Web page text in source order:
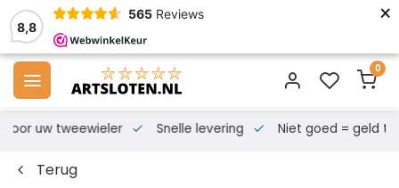
8,8
565 Reviews ×
0
voor uw tweewieler Snelle levering Niet goed = geld
Terug